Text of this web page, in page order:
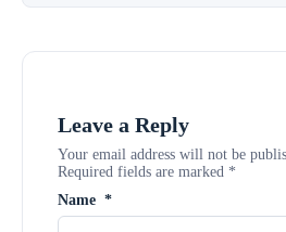
Leave a Reply
Your email address will not be
Required fields are marked *
Name *